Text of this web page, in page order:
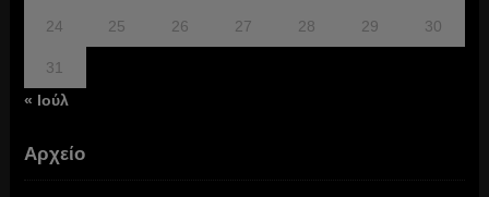
24 25 26 27 28 29 30
31
« Ιούλ
Αρχείο